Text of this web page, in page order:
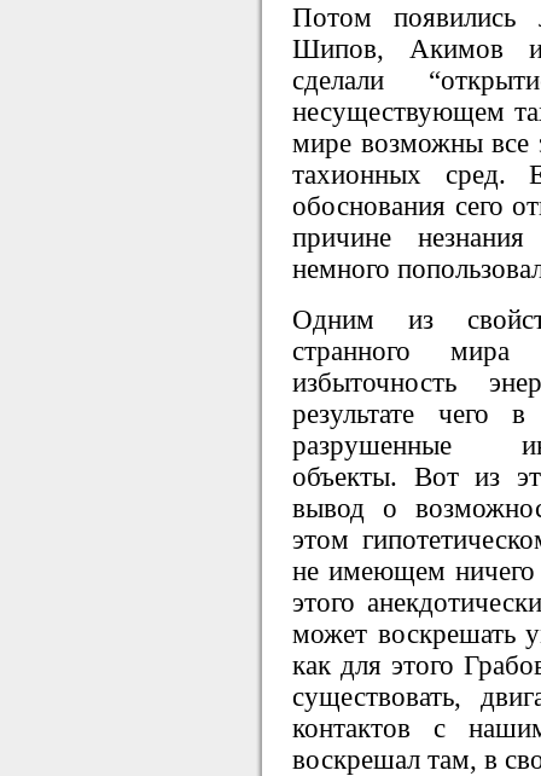
Потом появились
Шипов, Акимов и
сделали
несуществующем
мире возможны все
тахионных сред.
обоснования сего
причине
немного
Одним из
странного
избыточность
результате чего
разрушенные
объекты. Вот из
вывод о
этом
не имеющем ничего
этого
может воскрешать
как для этого
существовать,
контактов с
воскрешал там, в